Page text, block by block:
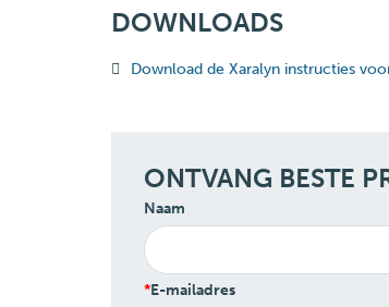
DOWNLOADS
Download de Xaralyn instructies
ONTVANG BESTE
Naam
E-mailadres